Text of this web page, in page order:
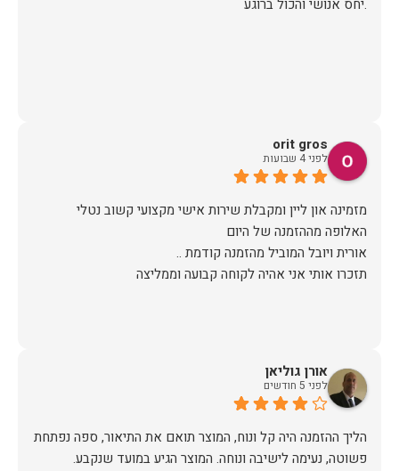
.יחס אנושי והכול ברוגע
orit gros
לפני 4 שבועות
מזמינה און ליין ומקבלת שירות אישי מקצועי קשוב נטלי
תזכרו אותי אני אהיה לקוחה קבועה וממליצה
אורן גוליאן
לפני 5 חודשים
הליך ההזמנה היה קל ונוח, המוצר תואם את התיאור, ספה נפתחת
פשוטה, נעימה לישיבה ונוחה. המוצר הגיע במועד שנקבע.